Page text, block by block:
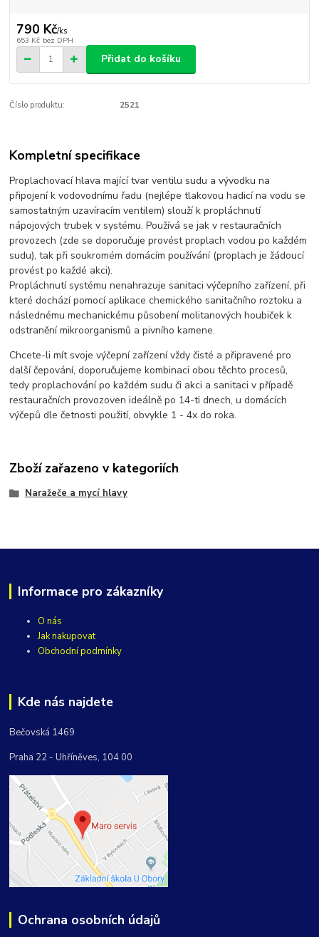
790 Kč/ks
653 Kč bez DPH
Přidat do košíku
Číslo produktu: 2521
Kompletní specifikace
Proplachovací hlava mající tvar ventilu sudu a vývodku na
připojení k vodovodnímu řadu (nejlépe tlakovou hadicí na vodu se
samostatným uzavíracím ventilem) slouží k propláchnutí
nápojových trubek v systému. Používá se jak v restauračních
provozech (zde se doporučuje provést proplach vodou po každém
sudu), tak při soukromém domácím používání (proplach je žádoucí
provést po každé akci).
Propláchnutí systému nenahrazuje sanitaci výčepního zařízení, při
které dochází pomocí aplikace chemického sanitačního roztoku a
následnému mechanickému působení molitanových houbiček k
odstranění mikroorganismů a pivního kamene.
Chcete-li mít svoje výčepní zařízení vždy čisté a připravené pro
další čepování, doporučujeme kombinaci obou těchto procesů,
tedy proplachování po každém sudu či akci a sanitaci v případě
restauračních provozoven ideálně po 14-ti dnech, u domácích
výčepů dle četnosti použití, obvykle 1 - 4x do roka.
Zboží zařazeno v kategoriích
Naražeče a mycí hlavy
Informace pro zákazníky
O nás
Jak nakupovat
Obchodní podmínky
Kde nás najdete
Bečovská 1469
Praha 22 - Uhříněves, 104 00
Ochrana osobních údajů